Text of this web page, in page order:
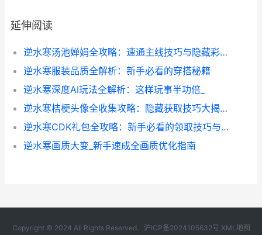
延伸阅读
逆水寒汤池婵娟全攻略：速通主线技巧与隐藏彩蛋大揭秘
逆水寒服装品质全解析：新手必看的穿搭秘籍
逆水寒深度AI玩法全解析：这样玩事半功倍_
逆水寒桔梗头像全收集攻略：隐藏获取技巧大揭秘
逆水寒CDK礼包全攻略：新手必看的领取技巧与实战经验分享
逆水寒画质大变_新手速成全画质优化指南
Copyright © 2024 All Rights Reserved. 沪ICP备2024105632号 XML地图